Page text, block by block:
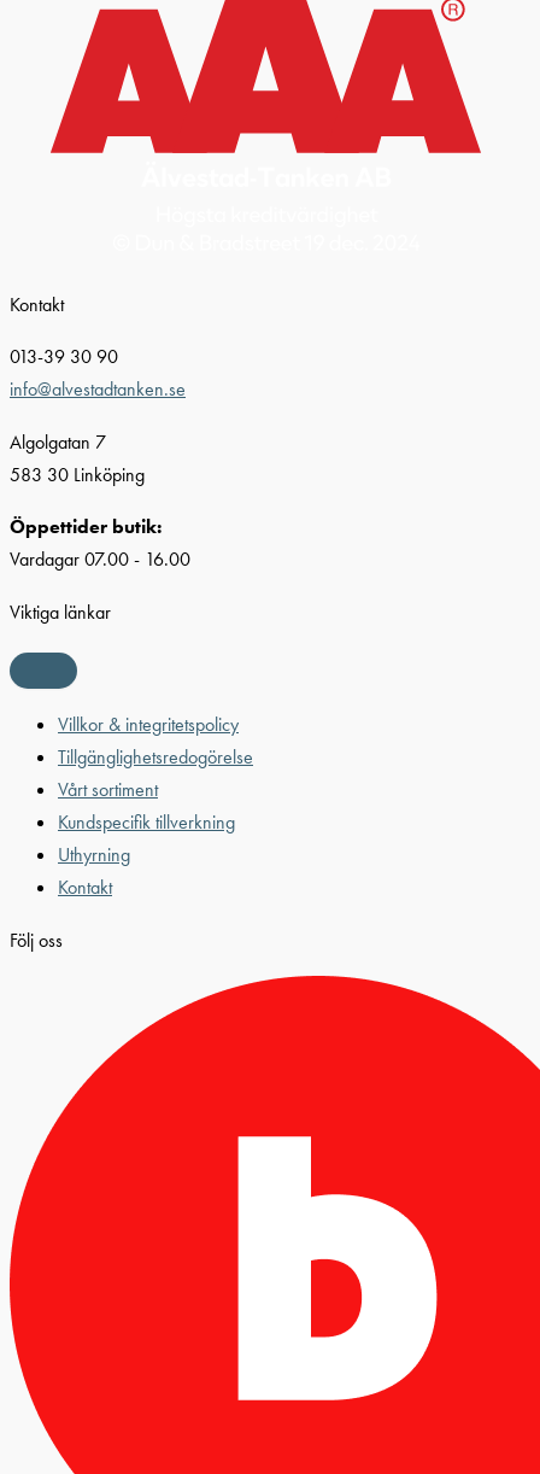
Kontakt
013-39 30 90
info@alvestadtanken.se
Algolgatan 7
583 30 Linköping
Öppettider butik:
Vardagar 07.00 - 16.00
Viktiga länkar
Villkor & integritetspolicy
Tillgänglighetsredogörelse
Vårt sortiment
Kundspecifik tillverkning
Uthyrning
Kontakt
Följ oss